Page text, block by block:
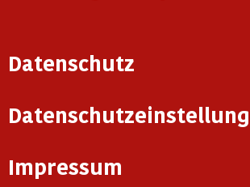
Datenschutz
Impressum